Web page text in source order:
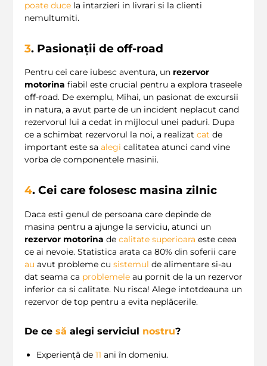
poate duce la intarzieri in livrari si la clienti
nemultumiti.
3. Pasionații de off-road
Pentru cei care iubesc aventura, un rezervor
motorina fiabil este crucial pentru a explora traseele
off-road. De exemplu, Mihai, un pasionat de excursii
in natura, a avut parte de un incident neplacut cand
rezervorul lui a cedat in mijlocul unei paduri. Dupa
ce a schimbat rezervorul la noi, a realizat cat de
important este sa alegi calitatea atunci cand vine
vorba de componentele masinii.
4. Cei care folosesc masina zilnic
Daca esti genul de persoana care depinde de
masina pentru a ajunge la serviciu, atunci un
rezervor motorina de calitate superioara este ceea
ce ai nevoie. Statistica arata ca 80% din soferii care
au avut probleme cu sistemul de alimentare si-au
dat seama ca problemele au pornit de la un rezervor
inferior ca si calitate. Nu risca! Alege intotdeauna un
rezervor de top pentru a evita neplăcerile.
De ce să alegi serviciul nostru?
Experiență de 11 ani în domeniu.